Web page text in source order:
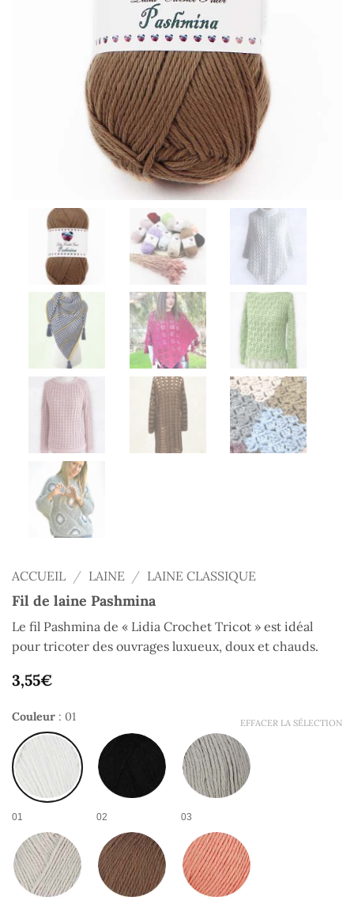
ACCUEIL / LAINE / LAINE CLASSIQUE
Fil de laine Pashmina
Le fil Pashmina de « Lidia Crochet Tricot » est idéal
pour tricoter des ouvrages luxueux, doux et chauds.
3,55€
Couleur : 01
01 02 03
EFFACER LA SÉLECTION